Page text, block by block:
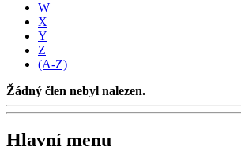
W
X
Y
Z
(A-Z)
Žádný člen nebyl nalezen.
Hlavní menu